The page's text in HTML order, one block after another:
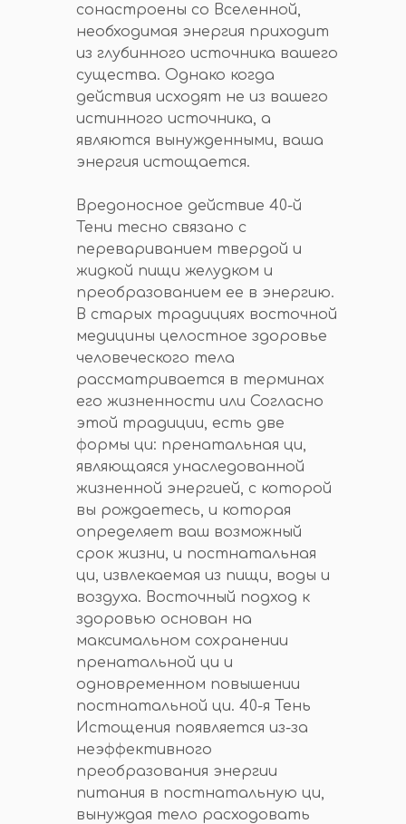
сонастроены со Вселенной,
необходимая энергия приходит
из глубинного источника вашего
существа. Однако когда
действия исходят не из вашего
истинного источника, а
являются вынужденными, ваша
энергия истощается.
Вредоносное действие 40-й
Тени тесно связано с
перевариванием твердой и
жидкой пищи желудком и
преобразованием ее в энергию.
В старых традициях восточной
медицины целостное здоровье
человеческого тела
рассматривается в терминах
его жизненности или Согласно
этой традиции, есть две
формы ци: пренатальная ци,
являющаяся унаследованной
жизненной энергией, с которой
вы рождаетесь, и которая
определяет ваш возможный
срок жизни, и постнатальная
ци, извлекаемая из пищи, воды и
воздуха. Восточный подход к
здоровью основан на
максимальном сохранении
пренатальной ци и
одновременном повышении
постнатальной ци. 40-я Тень
Истощения появляется из-за
неэффективного
преобразования энергии
питания в постнатальную ци,
вынуждая тело расходовать